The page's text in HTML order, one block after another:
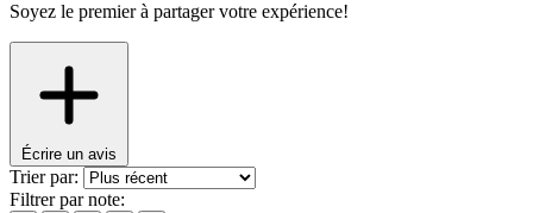
Soyez le premier à partager votre expérience!
Écrire un avis
Trier par:
Filtrer par note: